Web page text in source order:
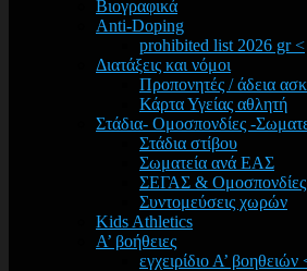
Βιογραφικά
Anti-Doping
prohibited list 2026 gr <
Διατάξεις και νόμοι
Προπονητές / άδεια
Κάρτα Υγείας αθλητή
Στάδια- Ομοσπονδίες -
Στάδια στίβου
Σωματεία ανά ΕΑΣ
ΣΕΓΑΣ & Ομοσπονδίες
Συντομεύσεις χωρών
Kids Athletics
Α’ βοήθειες
εγχειρίδιο Α’ βοηθειών